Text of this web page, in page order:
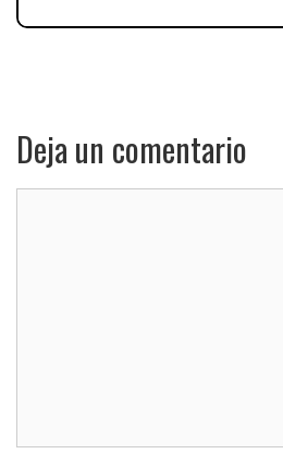
Deja un comentario